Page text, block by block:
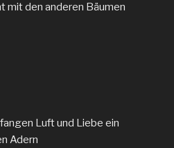
mit den anderen Bäumen
Luft und Liebe ein
Adern